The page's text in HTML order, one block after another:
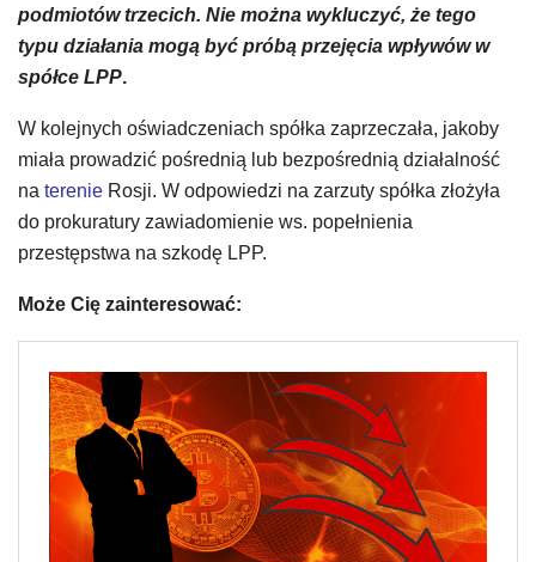
podmiotów trzecich. Nie można wykluczyć, że tego
typu działania mogą być próbą przejęcia wpływów w
spółce LPP.
W kolejnych oświadczeniach spółka zaprzeczała, jakoby
miała prowadzić pośrednią lub bezpośrednią działalność
na terenie Rosji. W odpowiedzi na zarzuty spółka złożyła
do prokuratury zawiadomienie ws. popełnienia
przestępstwa na szkodę LPP.
Może Cię zainteresować: